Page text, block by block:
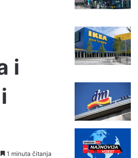
i
1 minuta čitanja